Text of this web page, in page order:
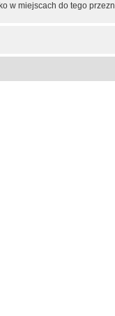
w miejscach do tego